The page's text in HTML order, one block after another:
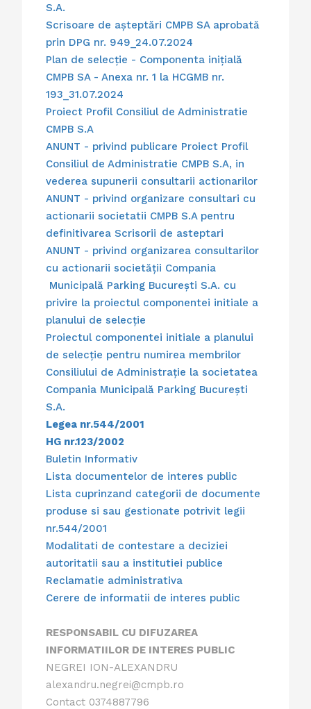
S.A.
Scrisoare de așteptări CMPB SA aprobată
prin DPG nr. 949_24.07.2024
Plan de selecție - Componenta inițială
CMPB SA - Anexa nr. 1 la HCGMB nr.
193_31.07.2024
Proiect Profil Consiliul de Administratie
CMPB S.A
ANUNT - privind publicare Proiect Profil
Consiliul de Administratie CMPB S.A, in
vederea supunerii consultarii actionarilor
ANUNT - privind organizare consultari cu
actionarii societatii CMPB S.A pentru
definitivarea Scrisorii de asteptari
ANUNT - privind organizarea consultarilor
cu actionarii societății Compania
Municipală Parking București S.A. cu
privire la proiectul componentei initiale a
planului de selecție
Proiectul componentei initiale a planului
de selecție pentru numirea membrilor
Consiliului de Administrație la societatea
Compania Municipală Parking București
S.A.
Legea nr.544/2001
HG nr.123/2002
Buletin Informativ
Lista documentelor de interes public
Lista cuprinzand categorii de documente
produse si sau gestionate potrivit legii
nr.544/2001
Modalitati de contestare a deciziei
autoritatii sau a institutiei publice
Reclamatie administrativa
Cerere de informatii de interes public
RESPONSABIL CU DIFUZAREA
INFORMATIILOR DE INTERES PUBLIC
NEGREI ION-ALEXANDRU
alexandru.negrei@cmpb.ro
Contact 0374887796